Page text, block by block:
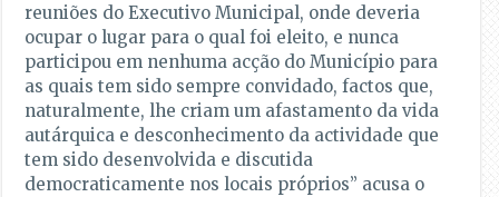
reuniões do Executivo Municipal, onde deveria
ocupar o lugar para o qual foi eleito, e nunca
participou em nenhuma acção do Município para
as quais tem sido sempre convidado, factos que,
naturalmente, lhe criam um afastamento da vida
autárquica e desconhecimento da actividade que
tem sido desenvolvida e discutida
democraticamente nos locais próprios” acusa o